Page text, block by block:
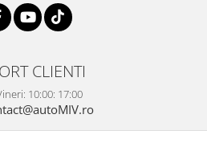
CLIENTI
10:00: 17:00